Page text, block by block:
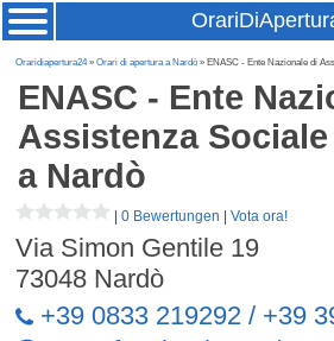
Oraridiapertura24»Orari di apertura a Nardò » ENASC - Ente Nazionale di
ENASC - Ente
Assistenza
a Nardò
|0 Bewertungen |Vota ora!
Via Simon Gentile 19
73048 Nardò
+39 0833 219292 / +39